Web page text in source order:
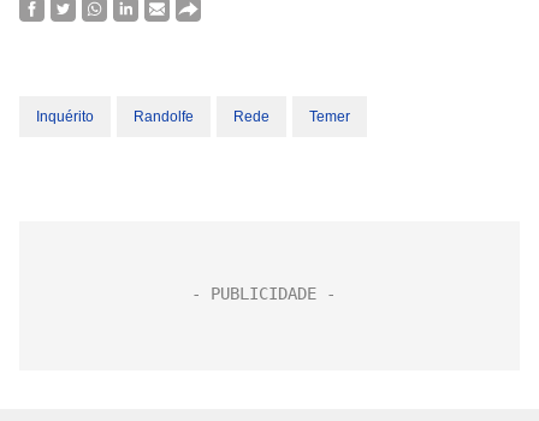
Inquérito Randolfe Rede Temer